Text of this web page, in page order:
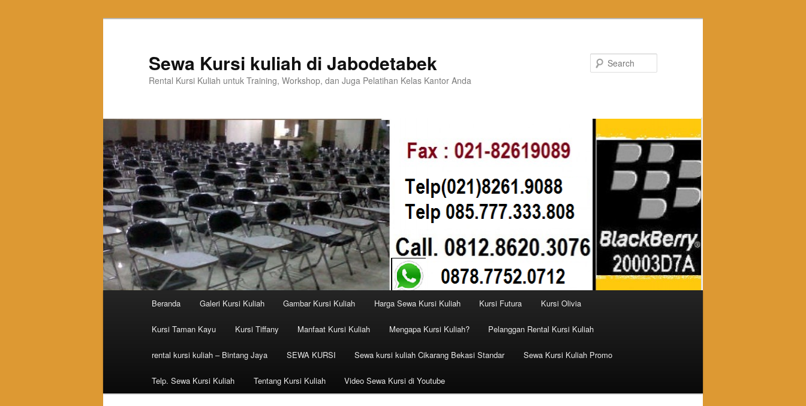
Sewa Kursi kuliah di Jabodetabek
Rental Kursi Kuliah untuk Training, Workshop, dan Juga Pelatihan Kelas Kantor Anda
Skip to primary content
Skip to secondary content
Beranda Galeri Kursi Kuliah Gambar Kursi Kuliah Harga Sewa Kursi Kuliah Kursi Futura Kursi Olivia
Kursi Taman Kayu Kursi Tiffany Manfaat Kursi Kuliah Mengapa Kursi Kuliah? Pelanggan Rental Kursi Kuliah
rental kursi kuliah – Bintang Jaya SEWA KURSI Sewa kursi kuliah Cikarang Bekasi Standar Sewa Kursi Kuliah Promo
Telp. Sewa Kursi Kuliah Tentang Kursi Kuliah Video Sewa Kursi di Youtube